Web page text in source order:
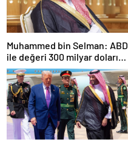
Muhammed bin Selman: ABD
ile değeri 300 milyar doları
aşan anlaşmalar imzaladık